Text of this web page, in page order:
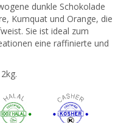
dunkle Schokolade
Kumquat und Orange, die
Sie ist ideal zum
eine raffinierte und